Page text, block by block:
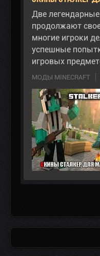
Две
продолжают
многие игроки
успешные
игровых
МОДЫ MINECRAFT